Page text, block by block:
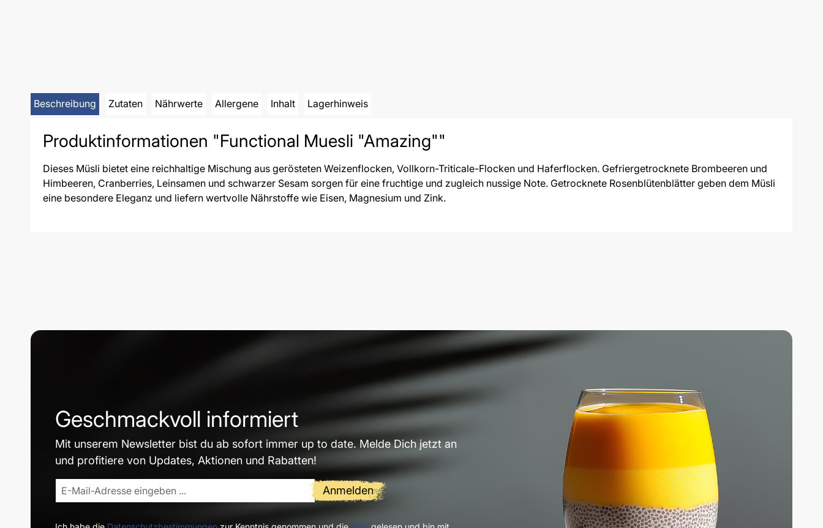
Beschreibung Zutaten Nährwerte Allergene Inhalt Lagerhinweis
Produktinformationen "Functional Muesli "Amazing""
Dieses Müsli bietet eine reichhaltige Mischung aus gerösteten Weizenflocken, Vollkorn-Triticale-Flocken und Haferflocken. Gefriergetrocknete Brombeeren und
Himbeeren, Cranberries, Leinsamen und schwarzer Sesam sorgen für eine fruchtige und zugleich nussige Note. Getrocknete Rosenblütenblätter geben dem Müsli
eine besondere Eleganz und liefern wertvolle Nährstoffe wie Eisen, Magnesium und Zink.
Geschmackvoll informiert
Mit unserem Newsletter bist du ab sofort immer up to date. Melde Dich jetzt an
und profitiere von Updates, Aktionen und Rabatten!
Anmelden